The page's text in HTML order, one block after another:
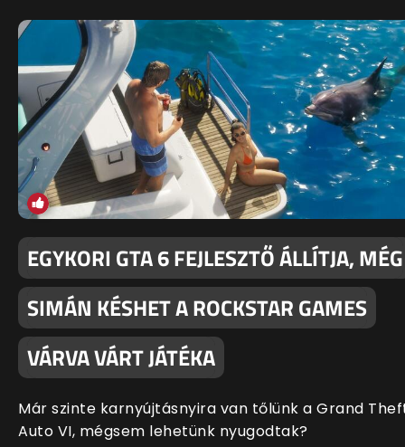
EGYKORI GTA 6 FEJLESZTŐ ÁLLÍTJA, MÉG
SIMÁN KÉSHET A ROCKSTAR GAMES
VÁRVA VÁRT JÁTÉKA
Már szinte karnyújtásnyira van tőlünk a Grand
Auto VI, mégsem lehetünk nyugodtak?